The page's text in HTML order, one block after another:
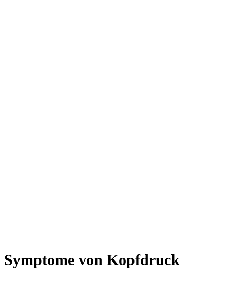
Symptome von Kopfdruck